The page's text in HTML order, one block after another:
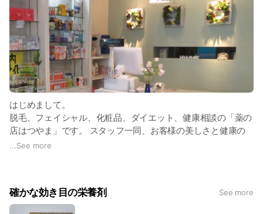
はじめまして。
脱毛、フェイシャル、化粧品、ダイエット、健康相談の「薬の
店はつやま」です。 スタッフ一同、お客様の美しさと健康の
ための、お手伝いさせていただこうと頑張っています。
す。
...See more
確かな効き目の栄養剤 See more